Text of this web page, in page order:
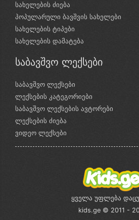
სახელების ძიება
პოპულარული ბავშვის სახელები
სახელების ტიპები
სახელების დამატება
საბავშვო ლექსები
საბავშვო ლექსები
ლექსების კატეგორიები
საბავშვო ლექსების ავტორები
ლექსების ძიება
ვიდეო ლექსები
ყველა უფლება
kids.ge © 2011 -